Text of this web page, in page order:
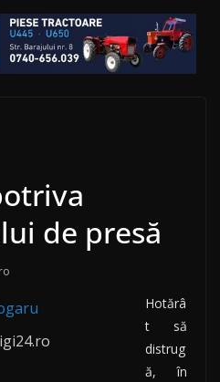
de presă
Hotărâ
t să
distrug
ă, în